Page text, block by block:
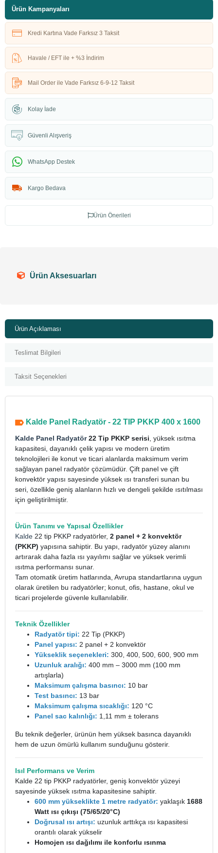
Ürün Kampanyaları
Kredi Kartına Vade Farksız 3 Taksit
Havale / EFT ile + %3 İndirim
Mail Order ile Vade Farksız 6-9-12 Taksit
Kolay İade
Güvenli Alışveriş
WhatsApp Destek
Kargo Bedava
Ürün Önerileri
Ürün Aksesuarları
Ürün Açıklaması
Teslimat Bilgileri
Taksit Seçenekleri
Kalde Panel Radyatör - 22 TIP PKKP 400 x 1600
Kalde Panel Radyatör22 Tip PKKP serisi , yüksek ısıtma
kapasitesi, dayanıklı çelik yapısı ve modern üretim
teknolojileri ile konut ve ticari alanlarda maksimum verim
sağlayan panel radyatör çözümüdür. Çift panel ve çift
konvektör yapısı sayesinde yüksek ısı transferi sunan bu
seri, özellikle geniş alanların hızlı ve dengeli şekilde ısıtılması
için geliştirilmiştir.
Ürün Tanımı ve Yapısal Özellikler
Kalde 22 tip PKKP radyatörler, 2 panel + 2 konvektör
(PKKP) yapısına sahiptir. Bu yapı, radyatör yüzey alanını
artırarak daha fazla ısı yayılımı sağlar ve yüksek verimli
ısıtma performansı sunar.
Tam otomatik üretim hatlarında, Avrupa standartlarına uygun
olarak üretilen bu radyatörler; konut, ofis, hastane, okul ve
ticari projelerde güvenle kullanılabilir.
Teknik Özellikler
Radyatör tipi: 22 Tip (PKKP)
Panel yapısı: 2 panel + 2 konvektör
Yükseklik seçenekleri: 300, 400, 500, 600, 900 mm
Uzunluk aralığı: 400 mm – 3000 mm (100 mm
artışlarla)
Maksimum çalışma basıncı: 10 bar
Test basıncı: 13 bar
Maksimum çalışma sıcaklığı: 120 °C
Panel sac kalınlığı: 1,11 mm ± tolerans
Bu teknik değerler, ürünün hem yüksek basınca dayanıklı
hem de uzun ömürlü kullanım sunduğunu gösterir.
Isıl Performans ve Verim
Kalde 22 tip PKKP radyatörler, geniş konvektör yüzeyi
sayesinde yüksek ısıtma kapasitesine sahiptir.
600 mm yükseklikte 1 metre radyatör: yaklaşık 1688
Watt ısı çıkışı (75/65/20°C)
Doğrusal ısı artışı: uzunluk arttıkça ısı kapasitesi
orantılı olarak yükselir
Homojen ısı dağılımı ile konforlu ısınma